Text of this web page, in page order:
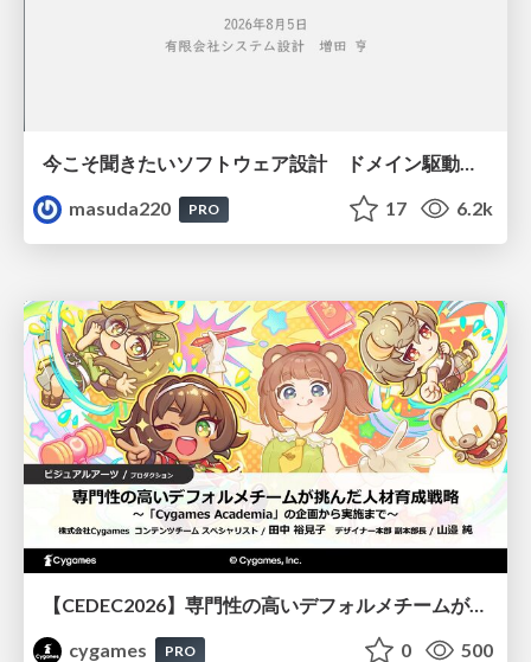
今こそ聞きたいソフトウェア設計 ドメイン駆動設計再入門
masuda220
PRO 17 6.2k
【CEDEC2026】専門性の高いデフォルメチームが挑んだ人材育成戦略 〜Cygames Academiaの企画から実施まで〜
cygames
PRO 0 500